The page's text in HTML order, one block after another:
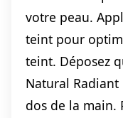
votre peau.
teint pour
teint. Déposez
Natural
dos de la main.